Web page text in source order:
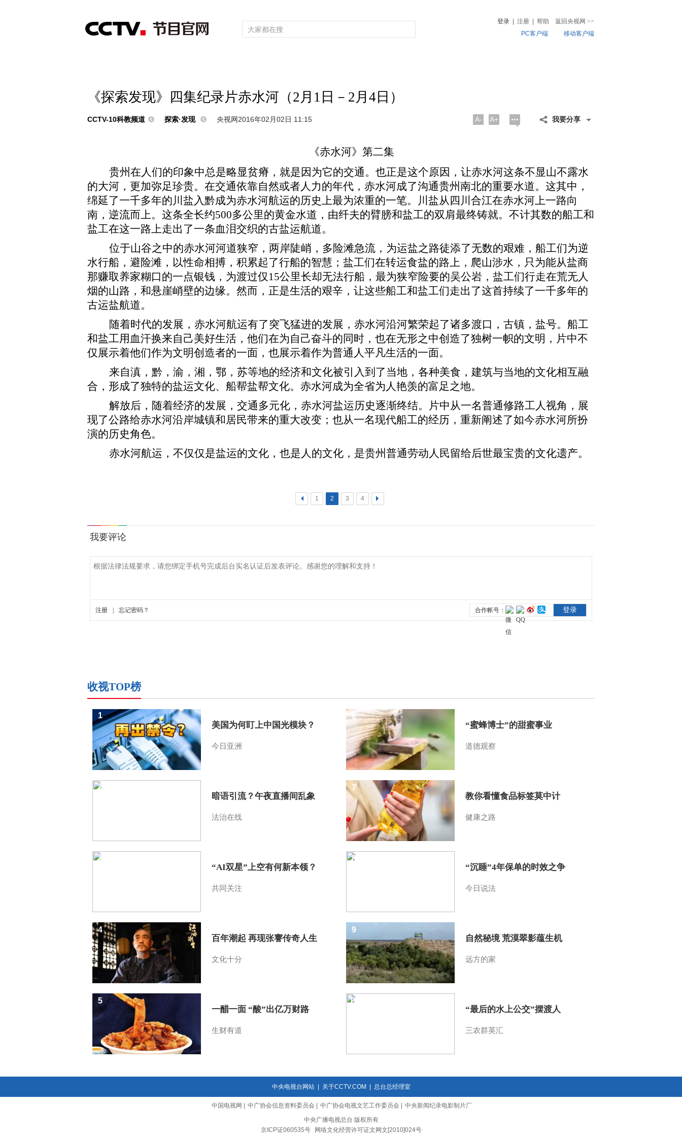
登录 注册 帮助 返回央视网 >>
PC客户端
移动客户端
《探索发现》四集纪录片赤水河（2月1日－2月4日）
CCTV-10科教频道 探索·发现 央视网2016年02月02日 11:15 A- A+ 我要分享
《赤水河 》第二集
贵州在人们的印象中总是略显贫瘠，就是因为它的交通。也正是这个原因，让赤水河这条不显山不露水
的大河，更加弥足珍贵。在交通依靠自然或者人力的年代，赤水河成了沟通贵州南北的重要水道。这其中，
绵延了一千多年的川盐入黔成为赤水河航运的历史上最为浓重的一笔。川盐从四川合江在赤水河上一路向
南，逆流而上。这条全长约500多公里的黄金水道，由纤夫的臂膀和盐工的双肩最终铸就。不计其数的船工和
盐工在这一路上走出了一条血泪交织的古盐运航道。
位于山谷之中的赤水河河道狭窄，两岸陡峭，多险滩急流，为运盐之路徒添了无数的艰难，船工们为逆
水行船，避险滩，以性命相搏，积累起了行船的智慧；盐工们在转运食盐的路上，爬山涉水，只为能从盐商
那赚取养家糊口的一点银钱，为渡过仅15公里长却无法行船，最为狭窄险要的吴公岩，盐工们行走在荒无人
烟的山路，和悬崖峭壁的边缘。然而，正是生活的艰辛，让这些船工和盐工们走出了这首持续了一千多年的
古运盐航道。
随着时代的发展，赤水河航运有了突飞猛进的发展，赤水河沿河繁荣起了诸多渡口，古镇，盐号。船工
和盐工用血汗换来自己美好生活，他们在为自己奋斗的同时，也在无形之中创造了独树一帜的文明，片中不
仅展示着他们作为文明创造者的一面，也展示着作为普通人平凡生活的一面。
来自滇，黔，渝，湘，鄂，苏等地的经济和文化被引入到了当地，各种美食，建筑与当地的文化相互融
合，形成了独特的盐运文化、船帮盐帮文化。赤水河成为全省为人艳羡的富足之地。
解放后，随着经济的发展，交通多元化，赤水河盐运历史逐渐终结。片中从一名普通修路工人视角，展
现了公路给赤水河沿岸城镇和居民带来的重大改变；也从一名现代船工的经历，重新阐述了如今赤水河所扮
演的历史角色。
赤水河航运，不仅仅是盐运的文化，也是人的文化，是贵州普通劳动人民留给后世最宝贵的文化遗产。
< 1 2 3 4 >
收视TOP榜
美国为何盯上中国光模块？
今日亚洲
1
暗语引流？午夜直播间乱象
法治在线
2
“AI双星”上空有何新本领？
共同关注
3
百年潮起 再现张謇传奇人生
文化十分
4
一醋一面 “酸”出亿万财路
生财有道
5
“蜜蜂博士”的甜蜜事业
道德观察
6
教你看懂食品标签莫中计
健康之路
7
“沉睡”4年保单的时效之争
今日说法
8
自然秘境 荒漠翠影蕴生机
远方的家
9
“最后的水上公交”摆渡人
三农群英汇
10
中央电视台网站| 关于CCTV.COM 总台总经理室
中国电视网 中广协会信息资料委员会 中广协会电视文艺工作委员会
中央新闻纪录电影制片厂
中央广播电视总台 版权所有
京ICP证060535号
网络文化经营许可证文网文[2010]024号